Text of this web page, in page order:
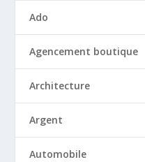
Ado
Agencement boutique
Architecture
Argent
Automobile